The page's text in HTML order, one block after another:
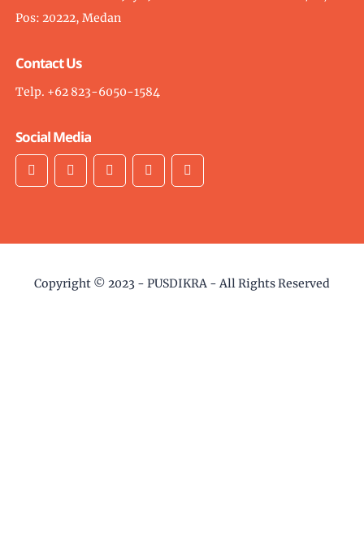
Pos: 20222, Medan
Contact Us
Telp. +62 823-6050-1584
Social Media
Copyright © 2023 - PUSDIKRA - All Rights Reserved